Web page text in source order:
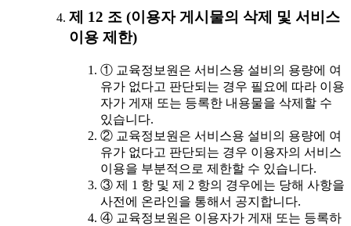
제 12 조 (이용자 게시물의 삭제 및 서비스
이용 제한)
① 교육정보원은 서비스용 설비의 용량에 여
유가 없다고 판단되는 경우 필요에 따라 이용
자가 게재 또는 등록한 내용물을 삭제할 수
있습니다.
② 교육정보원은 서비스용 설비의 용량에 여
유가 없다고 판단되는 경우 이용자의 서비스
이용을 부분적으로 제한할 수 있습니다.
③ 제 1 항 및 제 2 항의 경우에는 당해 사항을
사전에 온라인을 통해서 공지합니다.
④ 교육정보원은 이용자가 게재 또는 등록하